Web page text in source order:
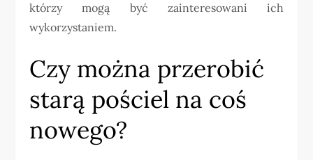
którzy mogą być zainteresowani ich
wykorzystaniem.
Czy można przerobić
starą pościel na coś
nowego?